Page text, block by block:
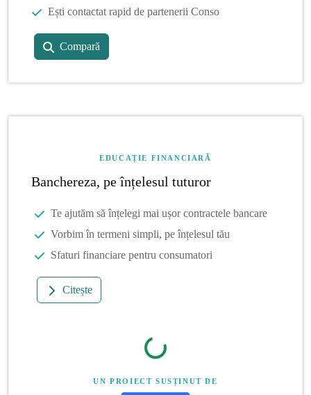
Ești contactat rapid de partenerii Conso
Compară
EDUCAȚIE FINANCIARĂ
Banchereza, pe înțelesul tuturor
Te ajutăm să înțelegi mai ușor contractele bancare
Vorbim în termeni simpli, pe înțelesul tău
Sfaturi financiare pentru consumatori
Citește
UN PROIECT SUSȚINUT DE